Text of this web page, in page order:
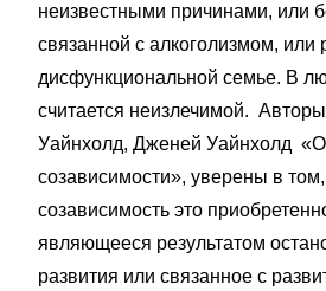
неизвестными причинами, или
связанной с алкоголизмом, или
дисфункциональной семье. В
считается неизлечимой.
Уайнхолд, Дженей Уайнхолд
созависимости», уверены в том,
созависимость это
являющееся результатом
развития или связанное с